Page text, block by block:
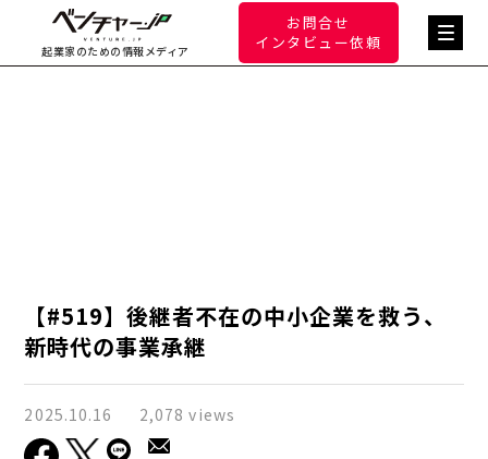
起業家のための情報メディア
お問合せ
インタビュー依頼
【#519】後継者不在の中小企業を救う、
新時代の事業承継
2025.10.16 2,078 views